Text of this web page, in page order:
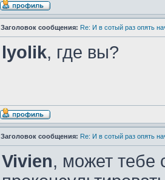
Заголовок сообщения: Re: И в сотый раз опять
lyolik, где вы?
Заголовок сообщения: Re: И в сотый раз опять
Vivien, может тебе